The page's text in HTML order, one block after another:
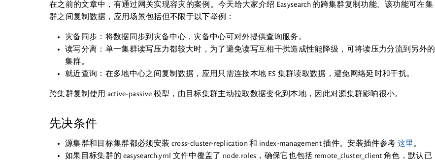
在之前的文章中，有通过网关实现容灾的案例。今天给大家介绍 Easysearch 的跨集群复制功能。该功能可在集
群之间复制数据，应用场景包括但不限于以下举例：
灾备同步：将数据同步到灾备中心，灾备中心可对外提供查询服务。
读写分离：单一集群读写压力都较大时，为了避免读写互相干扰造成性能降级，可将读压力分流到另外的
集群。
就近查询：在多地中心之间复制数据，应用只需连接本地 ES 集群读取数据，避免网络延时和干扰。
跨集群复制使用 active-passive 模型，由目标集群主动拉取数据变化到本地，因此对源集群影响很小。
先决条件
源集群和目标集群都必须安装 cross-cluster-replication 和 index-management 插件。安装插件参考 这里 。
如果目标集群的 easysearch.yml 文件中覆盖了 node.roles，确保它也包括 remote_cluster_client 角色，默认已